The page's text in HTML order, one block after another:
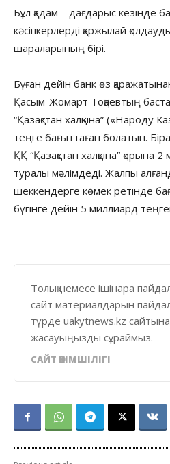
Бұл қадам – дағдарыс кезінде
кәсіпкерлерді қаржылай
шараларының бірі.
Бұған дейін банк өз
Қасым-Жомарт Тоқаевтың
“Қазақстан халқына” («Народу
теңге бағыттаған болатын.
ҚҚ “Қазақстан халқына” қорына
туралы мәлімдеді. Жалпы
шеккендерге көмек ретінде
бүгінге дейін 5 миллиард
Толық немесе ішінара
сайт материалдарын
түрде uakytnews.kz сайтына
жасауыңызды сұраймыз.
САЙТ ӘКІМШІЛІГІ